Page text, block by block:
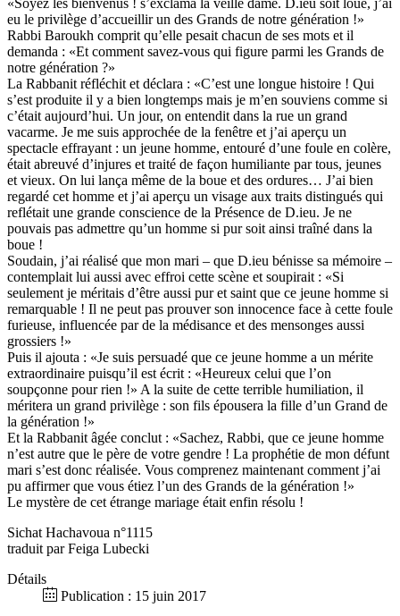
«Soyez les bienvenus ! s’exclama la veille dame. D.ieu soit loué, j’ai
eu le privilège d’accueillir un des Grands de notre génération !»
Rabbi Baroukh comprit qu’elle pesait chacun de ses mots et il
demanda : «Et comment savez-vous qui figure parmi les Grands de
notre génération ?»
La Rabbanit réfléchit et déclara : «C’est une longue histoire ! Qui
s’est produite il y a bien longtemps mais je m’en souviens comme si
c’était aujourd’hui. Un jour, on entendit dans la rue un grand
vacarme. Je me suis approchée de la fenêtre et j’ai aperçu un
spectacle effrayant : un jeune homme, entouré d’une foule en colère,
était abreuvé d’injures et traité de façon humiliante par tous, jeunes
et vieux. On lui lança même de la boue et des ordures… J’ai bien
regardé cet homme et j’ai aperçu un visage aux traits distingués qui
reflétait une grande conscience de la Présence de D.ieu. Je ne
pouvais pas admettre qu’un homme si pur soit ainsi traîné dans la
boue !
Soudain, j’ai réalisé que mon mari – que D.ieu bénisse sa mémoire –
contemplait lui aussi avec effroi cette scène et soupirait : «Si
seulement je méritais d’être aussi pur et saint que ce jeune homme si
remarquable ! Il ne peut pas prouver son innocence face à cette foule
furieuse, influencée par de la médisance et des mensonges aussi
grossiers !»
Puis il ajouta : «Je suis persuadé que ce jeune homme a un mérite
extraordinaire puisqu’il est écrit : «Heureux celui que l’on
soupçonne pour rien !» A la suite de cette terrible humiliation, il
méritera un grand privilège : son fils épousera la fille d’un Grand de
la génération !»
Et la Rabbanit âgée conclut : «Sachez, Rabbi, que ce jeune homme
n’est autre que le père de votre gendre ! La prophétie de mon défunt
mari s’est donc réalisée. Vous comprenez maintenant comment j’ai
pu affirmer que vous étiez l’un des Grands de la génération !»
Le mystère de cet étrange mariage était enfin résolu !
Sichat Hachavoua n°1115
traduit par Feiga Lubecki
Détails
Publication : 15 juin 2017